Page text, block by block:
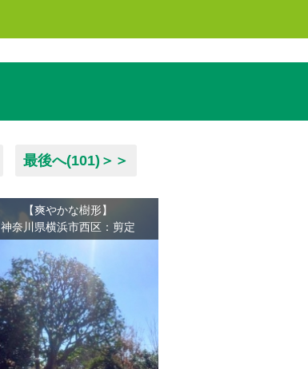
最後へ(101)＞＞
【爽やかな樹形】
神奈川県横浜市西区：剪定